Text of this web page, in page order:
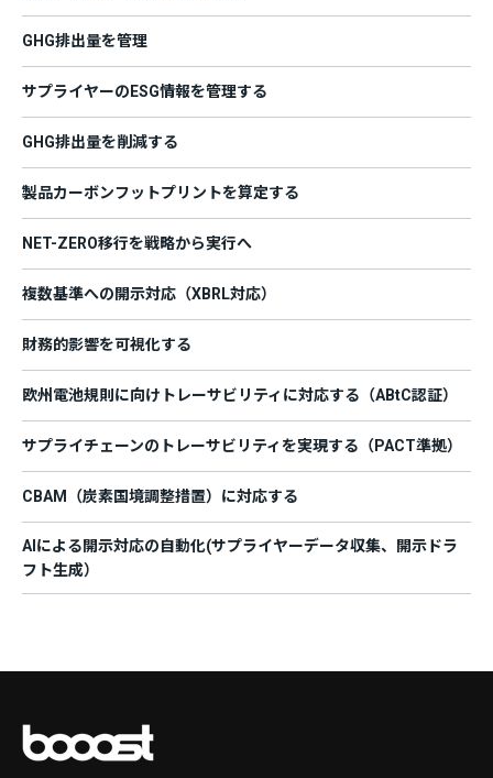
GHG排出量を管理
サプライヤーのESG情報を管理する
GHG排出量を削減する
製品カーボンフットプリントを算定する
NET-ZERO移行を戦略から実行へ
複数基準への開示対応（XBRL対応）
財務的影響を可視化する
欧州電池規則に向けトレーサビリティに対応する（ABtC認証）
サプライチェーンのトレーサビリティを実現する（PACT準拠）
CBAM（炭素国境調整措置）に対応する
AIによる開示対応の自動化(サプライヤーデータ収集、開示ドラ
フト生成）